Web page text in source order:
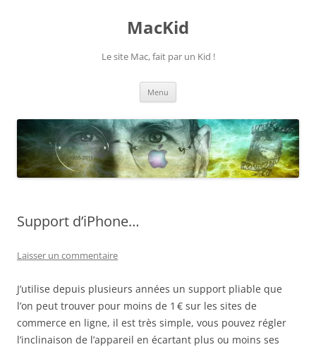
MacKid
Le site Mac, fait par un Kid !
Menu
Support d’iPhone…
Laisser un commentaire
J’utilise depuis plusieurs années un support pliable que
l’on peut trouver pour moins de 1 € sur les sites de
commerce en ligne, il est très simple, vous pouvez régler
l’inclinaison de l’appareil en écartant plus ou moins ses